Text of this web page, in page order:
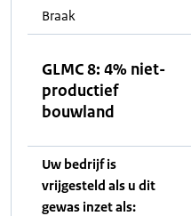
Braak
GLMC 8: 4% niet-
productief
bouwland
Uw bedrijf is
vrijgesteld als u dit
gewas inzet als: